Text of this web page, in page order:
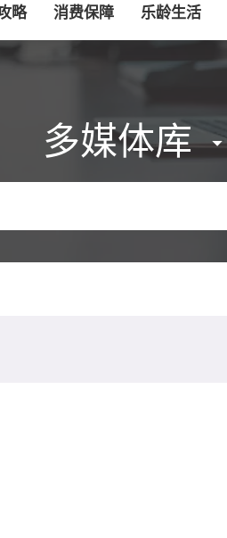
略 消费保障 乐龄生活
多媒体库